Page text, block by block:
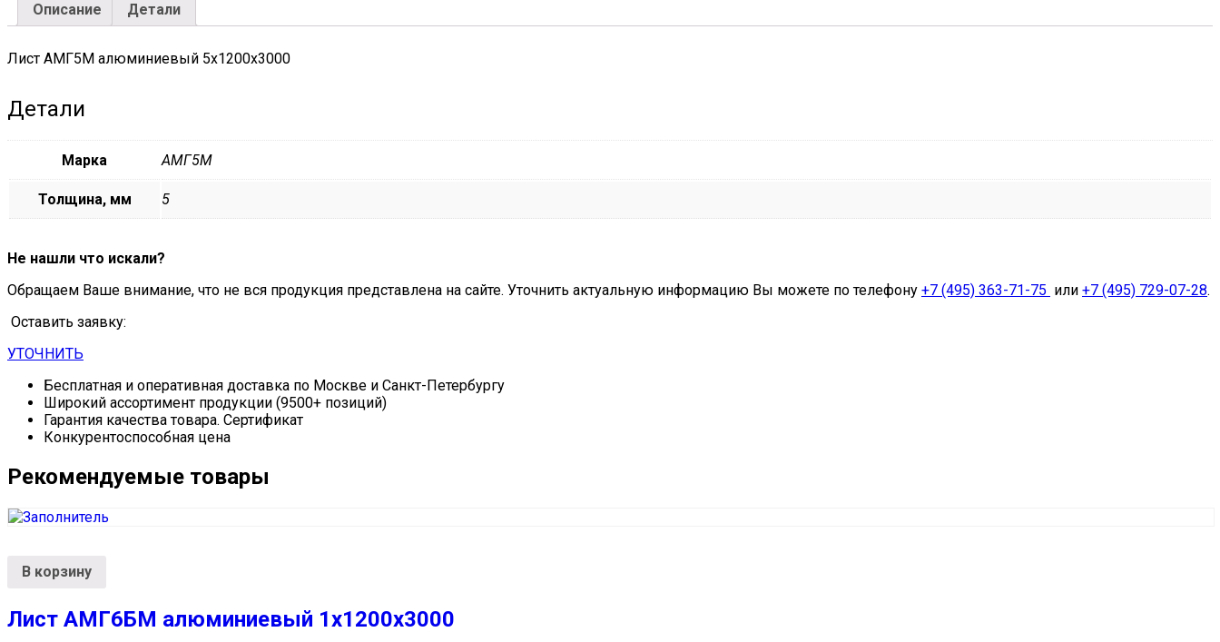
Описание Детали
Лист АМГ5М алюминиевый 5х1200х3000
Детали
Марка АМГ5М
Толщина, мм 5
Не нашли что искали?
Обращаем Ваше внимание, что не вся продукция представлена на сайте. Уточнить актуальную информацию Вы можете по телефону +7 (495) 363-71-75 или +7 (495) 729-07-28.
Оставить заявку:
УТОЧНИТЬ
Бесплатная и оперативная доставка по Москве и Санкт-Петербургу
Широкий ассортимент продукции (9500+ позиций)
Гарантия качества товара. Сертификат
Конкурентоспособная цена
Рекомендуемые товары
В корзину
Лист АМГ6БМ алюминиевый 1х1200х3000